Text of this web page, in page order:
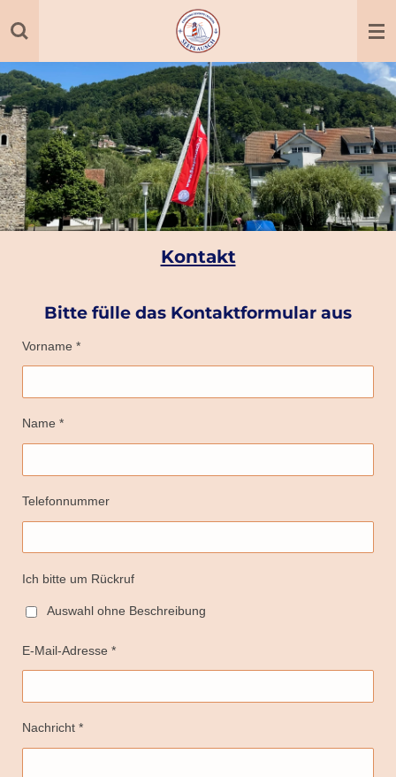
Hauptinhalt
Kontakt
Bitte fülle das Kontaktformular aus
Vorname *
Name *
Telefonnummer
Ich bitte um Rückruf
Auswahl ohne Beschreibung
E-Mail-Adresse *
Nachricht *